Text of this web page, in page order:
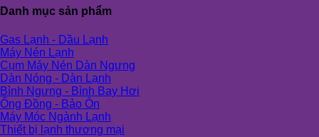
Danh mục sản phẩm
Gas Lạnh - Dầu Lạnh
Máy Nén Lạnh
Cụm Máy Nén Dàn Ngưng
Dàn Nóng - Dàn Lạnh
Bình Ngưng - Bình Bay Hơi
Ống Đồng - Bảo Ôn
Máy Móc Ngành Lạnh
Thiết bị lạnh thương mại